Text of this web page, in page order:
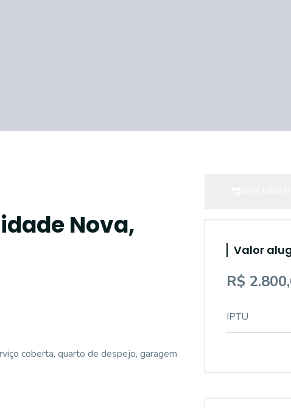
Nova,
coberta, quarto de despejo, garagem
Valor
R$
IPTU